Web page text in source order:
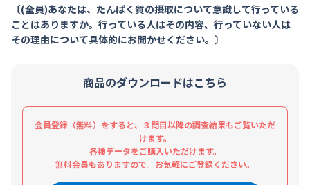
〔(全員)あなたは、たんぱく質の摂取について意識して行っている
ことはありますか。行っている人はその内容、行っていない人は
その理由について具体的にお聞かせください。〕
商品のダウンロードはこちら
会員登録（無料）をすると、３問目以降の調査結果もご覧いただ
けます。
各種データをご購入いただけます。
無料会員もありますので。お気軽にご登録ください。